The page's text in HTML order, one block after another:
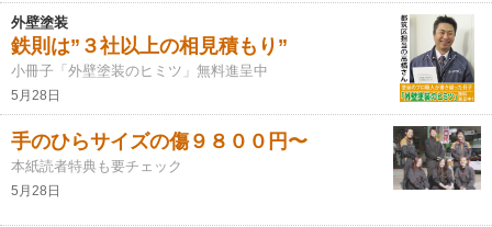
外壁塗装
鉄則は”３社以上の相見積もり”
小冊子「外壁塗装のヒミツ」無料進呈中
5月28日
手のひらサイズの傷９８００円〜
本紙読者特典も要チェック
5月28日